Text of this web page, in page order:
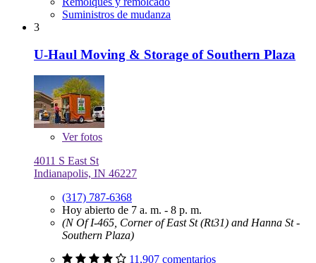
Suministros de mudanza
3
U-Haul Moving & Storage of Southern Plaza
Verfotos
4011 S East St
Indianapolis, IN 46227
(317) 787-6368
Hoy abierto de 7 a. m. - 8 p. m.
(N Of I-465, Corner of East St (Rt31) and Hanna St -
Southern Plaza)
11,907 comentarios